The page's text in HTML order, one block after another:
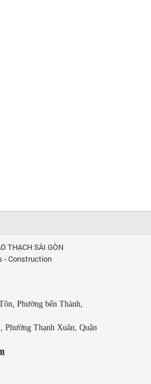
THẠCH SÀI GÒN
- Construction
Phường bến Thành,
Phường Thạnh Xuân, Quận